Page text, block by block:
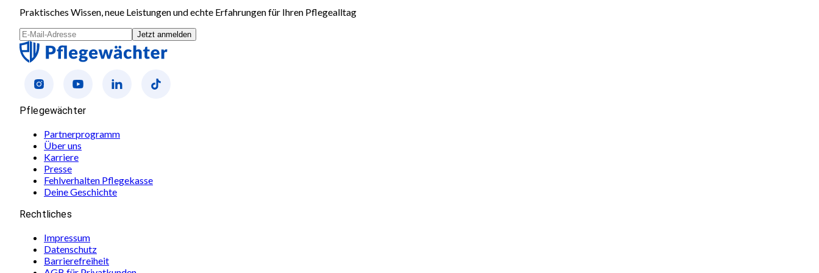
Praktisches Wissen, neue Leistungen und echte Erfahrungen für Ihren Pflegealltag
Jetzt anmelden
Pflegewächter
Partnerprogramm
Über uns
Karriere
Presse
Fehlverhalten Pflegekasse
Deine Geschichte
Rechtliches
Impressum
Datenschutz
Barrierefreiheit